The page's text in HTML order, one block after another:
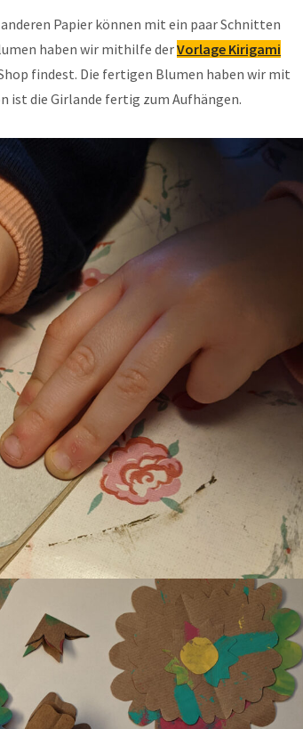
Papier können mit ein paar Schnitten
haben wir mithilfe derVorlage Kirigami
findest. Die fertigen Blumen haben wir mit
ist die Girlande fertig zum Aufhängen.